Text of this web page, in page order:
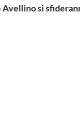
Avellino si